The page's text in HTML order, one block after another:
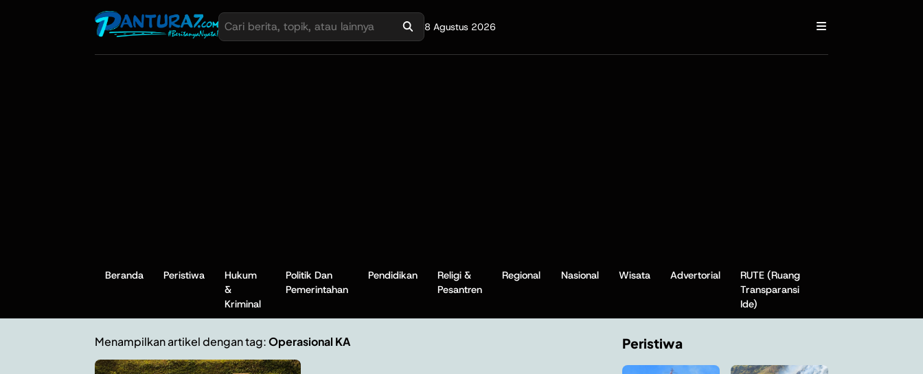
8 Agustus 2026
Beranda Peristiwa
Hukum
&
Kriminal
Politik Dan
Pemerintahan
Pendidikan
Religi &
Pesantren
Regional Nasional Wisata Advertorial
RUTE (Ruang
Transparansi
Ide)
Menampilkan artikel dengan tag:Operasional KA Peristiwa